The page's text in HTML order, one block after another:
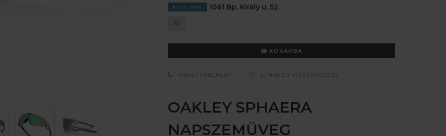
KÉSZLETEN 1061 Bp, Király u. 52.
37
KOSÁRBA
OAKLEY SPHAERA
NAPSZEMÜVEG